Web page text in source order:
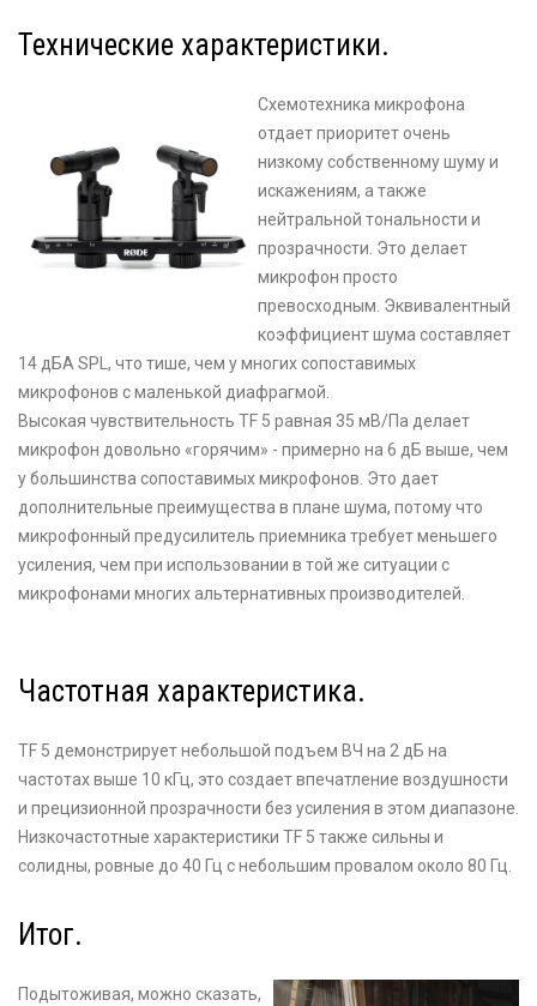
Технические характеристики.
Схемотехника микрофона
отдает приоритет очень
низкому собственному шуму и
искажениям, а также
нейтральной тональности и
прозрачности. Это делает
микрофон просто
превосходным. Эквивалентный
коэффициент шума составляет
14 дБА SPL, что тише, чем у многих сопоставимых
микрофонов с маленькой диафрагмой.
Высокая чувствительность TF 5 равная 35 мВ/Па делает
микрофон довольно «горячим» - примерно на 6 дБ выше, чем
у большинства сопоставимых микрофонов. Это дает
дополнительные преимущества в плане шума, потому что
микрофонный предусилитель приемника требует меньшего
усиления, чем при использовании в той же ситуации с
микрофонами многих альтернативных производителей.
Частотная характеристика.
TF 5 демонстрирует небольшой подъем ВЧ на 2 дБ на
частотах выше 10 кГц, это создает впечатление воздушности
и прецизионной прозрачности без усиления в этом диапазоне.
Низкочастотные характеристики TF 5 также сильны и
солидны, ровные до 40 Гц с небольшим провалом около 80 Гц.
Итог.
Подытоживая, можно сказать,